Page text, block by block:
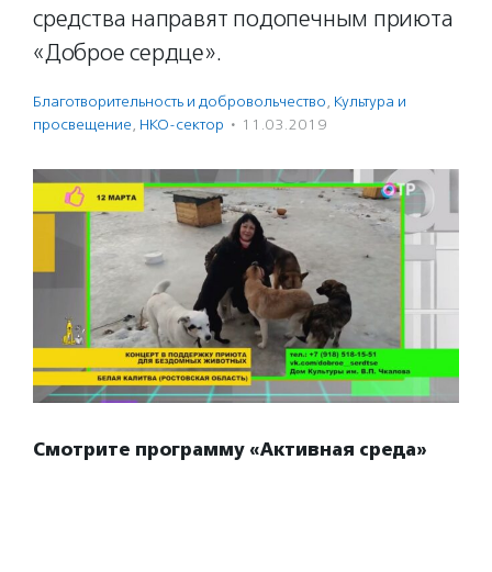
средства направят подопечным приюта
«Доброе сердце».
Благотвори­тель­ность и доброволь­чест­во, Культура и
просвещение, НКО-сектор · 11.03.2019
Смотрите программу «Активная среда»